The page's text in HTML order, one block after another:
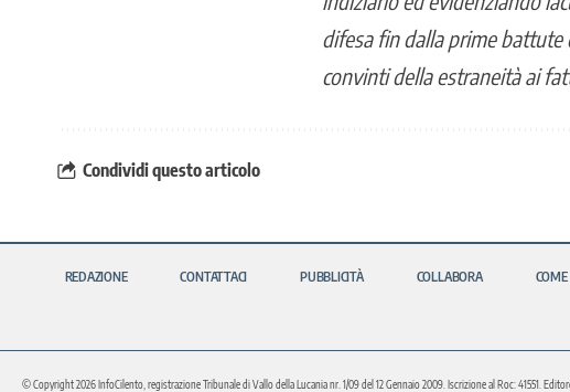
difesa fin dalla prime
convinti della estraneità ai
Condividi questo articolo
REDAZIONE CONTATTACI PUBBLICITÀ COLLABORA COME
© Copyright 2026 InfoCilento, registrazione Tribunale di Vallo della Lucania nr. 1/09 del 12 Gennaio 2009. Iscrizione al Roc: 41551.